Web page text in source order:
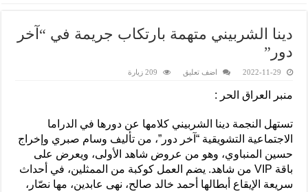
دينا الشربيني متهمة بارتكاب جريمة في “آخر
دور”
2022-11-29 اضف تعليق 209 زيارة
منبر العراق الحر :
تستهل النجمة دينا الشربيني كلامها عن دورها في الدراما
الاجتماعية التشويقية “آخر دور”، من تأليف وسام صبري وإخراج
حسين المنباوي، وهو من عروض شاهد الأولى، ويعرض على
باقة VIP من شاهد. يضم العمل كوكبة من الممثلين، في أحداث
سريعة الإيقاع أبطالها أحمد خالد صالح، نهى عابدين، مها نصّار،